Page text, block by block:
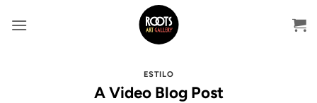
ESTILO
A Video Blog Post